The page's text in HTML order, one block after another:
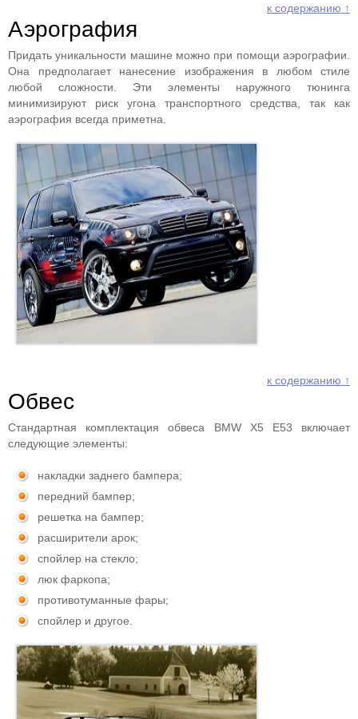
к содержанию ↑
Аэрография
Придать уникальности машине можно при помощи аэрографии.
Она предполагает нанесение изображения в любом стиле
любой сложности. Эти элементы наружного тюнинга
минимизируют риск угона транспортного средства, так как
аэрография всегда приметна.
к содержанию ↑
Обвес
Стандартная комплектация обвеса BMW X5 E53 включает
следующие элементы:
накладки заднего бампера;
передний бампер;
решетка на бампер;
расширители арок;
спойлер на стекло;
люк фаркопа;
противотуманные фары;
спойлер и другое.